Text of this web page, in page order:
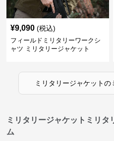
¥9,090 (税込)
フィールドミリタリーワークシ
ャツ ミリタリージャケット
ミリタリージャケットの
ミリタリージャケットミリ
ム